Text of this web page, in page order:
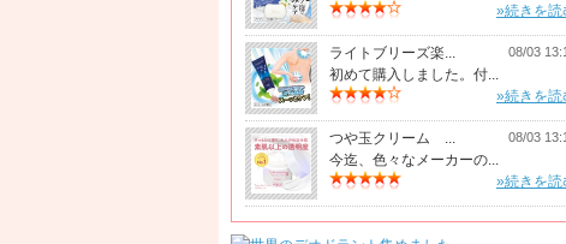
»続きを読
ライトブリーズ楽... 08/03
初めて購入しました。付...
»続きを読
つや玉クリーム ... 08/03
今迄、色々なメーカーの...
»続きを読